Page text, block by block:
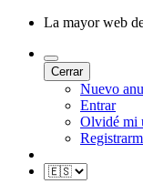
La mayor web
Cerrar
Nuevo
Entrar
Olvidé mi